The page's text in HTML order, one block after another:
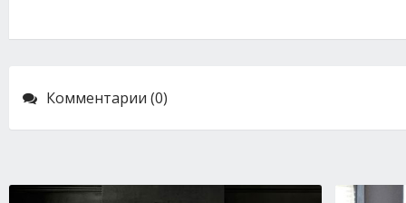
Комментарии (0)